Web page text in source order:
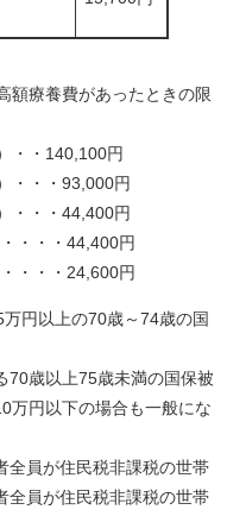
額療養費があったときの限
・・140,100円
・・・93,000円
・・・44,400円
・・・44,400円
・・・24,600円
円以上の70歳～74歳の国
歳以上75歳未満の国保被
万円以下の場合も一般にな
員が住民税非課税の世帯
員が住民税非課税の世帯